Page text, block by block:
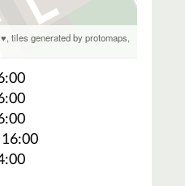
♥,tiles generated by protomaps,